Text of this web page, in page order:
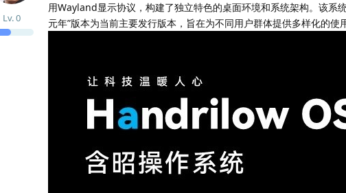
Lv.0
用Wayland显示协议，构建了独立特色的桌面环境和系统架构。该系
元年”版本为当前主要发行版本，旨在为不同用户群体提供多样化的使